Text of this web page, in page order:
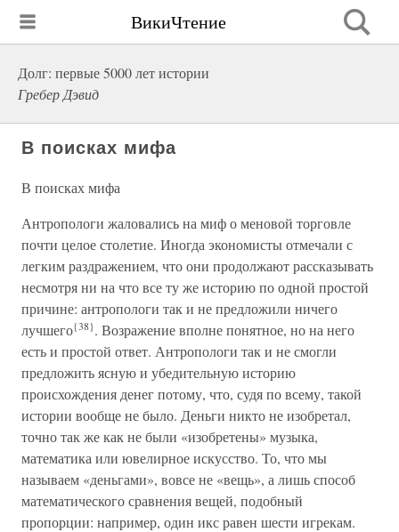
ВикиЧтение
Долг: первые 5000 лет истории
Гребер Дэвид
В поисках мифа
В поисках мифа
Антропологи жаловались на миф о меновой торговле
почти целое столетие. Иногда экономисты отмечали с
легким раздражением, что они продолжают рассказывать
несмотря ни на что все ту же историю по одной простой
причине: антропологи так и не предложили ничего
лучшего{38}. Возражение вполне понятное, но на него
есть и простой ответ. Антропологи так и не смогли
предложить ясную и убедительную историю
происхождения денег потому, что, судя по всему, такой
истории вообще не было. Деньги никто не изобретал,
точно так же как не были «изобретены» музыка,
математика или ювелирное искусство. То, что мы
называем «деньгами», вовсе не «вещь», а лишь способ
математического сравнения вещей, подобный
пропорции: например, один икс равен шести игрекам.